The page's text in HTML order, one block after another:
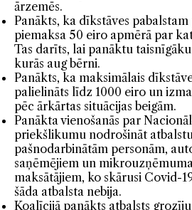
ārzemēs.
Panākts, ka dīkstāves
piemaksa 50 eiro apmērā par
Tas darīts, lai panāktu
kurās aug bērni.
Panākts, ka maksimālais
palielināts līdz 1000 eiro un
pēc ārkārtas situācijas beigām.
Panākta vienošanās par
priekšlikumu nodrošināt
pašnodarbinātām personām,
saņēmējiem un
maksātājiem, ko skārusi Covid-
šāda atbalsta nebija.
Koalīcijā panākts atbalsts